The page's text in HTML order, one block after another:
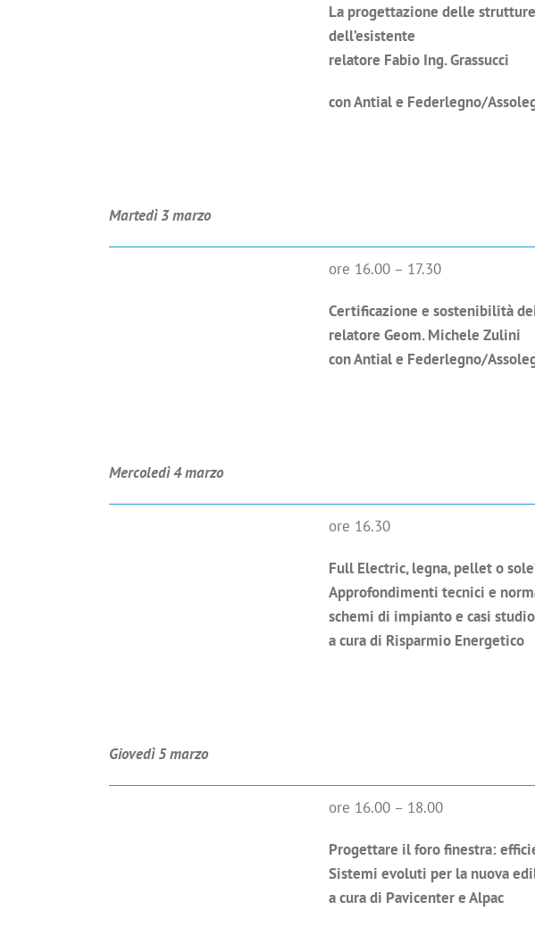
La progettazione delle
dell’esistente
relatore Fabio Ing. Grassucci
con Antial e Federlegno/
Martedì 3 marzo
ore 16.00 – 17.30
Certificazione e sostenibilità
relatore Geom. Michele Zulini
con Antial e Federlegno/
Mercoledì 4 marzo
ore 16.30
Full Electric, legna, pellet o
Approfondimenti tecnici e
schemi di impianto e casi
a cura di Risparmio Energetico
Giovedì 5 marzo
ore 16.00 – 18.00
Progettare il foro finestra:
Sistemi evoluti per la nuova
a cura di Pavicenter e Alpac